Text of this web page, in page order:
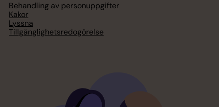
Behandling av personuppgifter
Kakor
Lyssna
Tillgänglighetsredogörelse